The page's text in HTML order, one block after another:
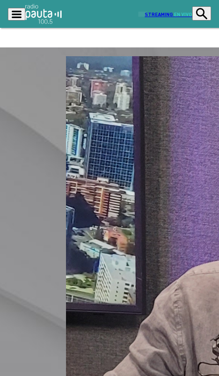
STREAMING EN VIVO
Programas
Actualidad
Economía
Radio en vivo Sostenibilidad
Tendencias Deportes
Entretención y Cultura Opinión
Dato en Pauta Señal 2
Contenido Patrocinado